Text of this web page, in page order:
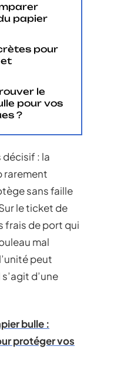
papier
pour
et
le
pour vos
?
: la
rarement
sans faille
le ticket de
frais de port qui
mal
peut
d’une
bulle :
protéger vos